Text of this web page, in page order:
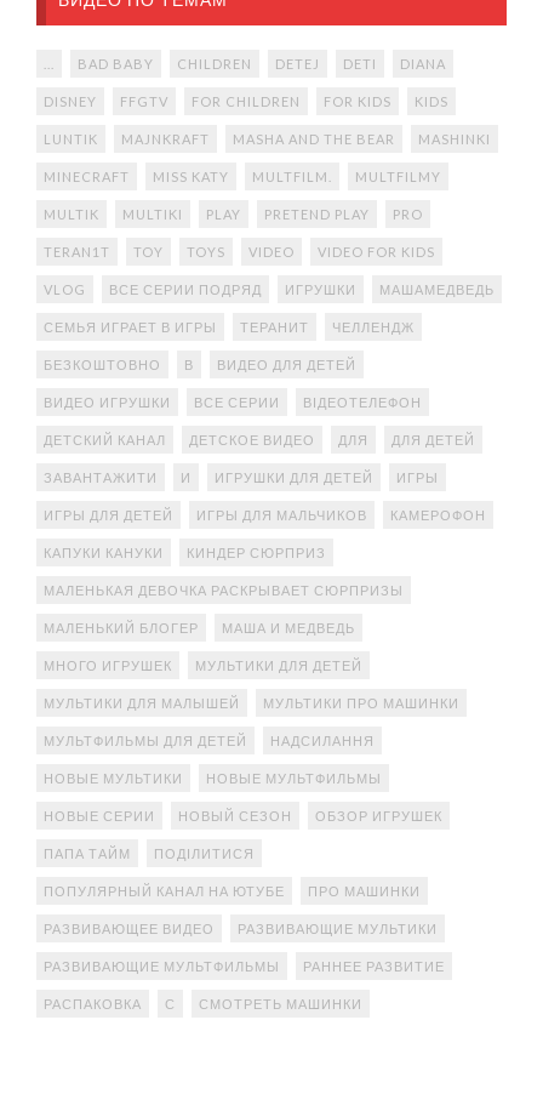
BAD BABY CHILDREN DETEJ DETI DIANA
DISNEY FFGTV FOR CHILDREN FOR KIDS KIDS
LUNTIK MAJNKRAFT MASHA AND THE BEAR MASHINKI
MINECRAFT MISS KATY MULTFILM. MULTFILMY
MULTIK MULTIKI PLAY PRETEND PLAY PRO
TERAN1T TOY TOYS VIDEO VIDEO FOR KIDS
VLOG ВСЕ СЕРИИ ПОДРЯД ИГРУШКИ МАШАМЕДВЕДЬ
СЕМЬЯ ИГРАЕТ В ИГРЫ ТЕРАНИТ ЧЕЛЛЕНДЖ
БЕЗКОШТОВНО В ВИДЕО ДЛЯ ДЕТЕЙ
ВИДЕО ИГРУШКИ ВСЕ СЕРИИ ВІДЕОТЕЛЕФОН
ДЕТСКИЙ КАНАЛ ДЕТСКОЕ ВИДЕО ДЛЯ ДЛЯ ДЕТЕЙ
ЗАВАНТАЖИТИ И ИГРУШКИ ДЛЯ ДЕТЕЙ ИГРЫ
ИГРЫ ДЛЯ ДЕТЕЙ ИГРЫ ДЛЯ МАЛЬЧИКОВ КАМЕРОФОН
КАПУКИ КАНУКИ КИНДЕР СЮРПРИЗ
МАЛЕНЬКАЯ ДЕВОЧКА РАСКРЫВАЕТ СЮРПРИЗЫ
МАЛЕНЬКИЙ БЛОГЕР МАША И МЕДВЕДЬ
МНОГО ИГРУШЕК МУЛЬТИКИ ДЛЯ ДЕТЕЙ
МУЛЬТИКИ ДЛЯ МАЛЫШЕЙ МУЛЬТИКИ ПРО МАШИНКИ
МУЛЬТФИЛЬМЫ ДЛЯ ДЕТЕЙ НАДСИЛАННЯ
НОВЫЕ МУЛЬТИКИ НОВЫЕ МУЛЬТФИЛЬМЫ
НОВЫЕ СЕРИИ НОВЫЙ СЕЗОН ОБЗОР ИГРУШЕК
ПАПА ТАЙМ ПОДІЛИТИСЯ
ПОПУЛЯРНЫЙ КАНАЛ НА ЮТУБЕ ПРО МАШИНКИ
РАЗВИВАЮЩЕЕ ВИДЕО РАЗВИВАЮЩИЕ МУЛЬТИКИ
РАЗВИВАЮЩИЕ МУЛЬТФИЛЬМЫ РАННЕЕ РАЗВИТИЕ
РАСПАКОВКА С СМОТРЕТЬ МАШИНКИ